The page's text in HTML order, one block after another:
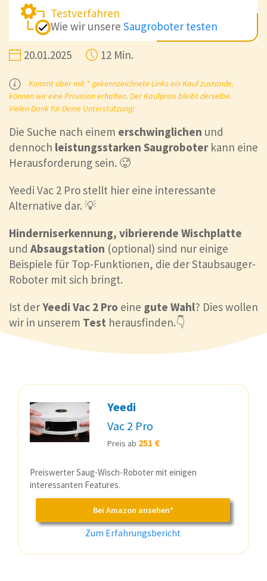
Testverfahren
Wie wir unsere Saugroboter testen
20.01.2025 12 Min.
Kommt über mit * gekennzeichnete Links ein Kauf zustande,
können wir eine Provision erhalten. Der Kaufpreis bleibt derselbe.
Vielen Dank für Deine Unterstützung!
Die Suche nach einem erschwinglichen und
dennoch leistungsstarken Saugroboterkann eine
Herausforderung sein. 🥵
Yeedi Vac 2 Pro stellt hier eine interessante
Alternative dar. 💡
Hinderniserkennung, vibrierende Wischplatte
und Absaugstation (optional) sind nur einige
Beispiele für Top-Funktionen, die der Staubsauger-
Roboter mit sich bringt.
Ist derYeedi Vac 2 Pro eine gute Wahl? Dies wollen
wir in unserem Test herausfinden.👇
Yeedi
Vac 2 Pro
Preis ab 251 €
Preiswerter Saug-Wisch-Roboter mit einigen
interessanten Features.
Bei Amazon ansehen*
Zum Erfahrungsbericht